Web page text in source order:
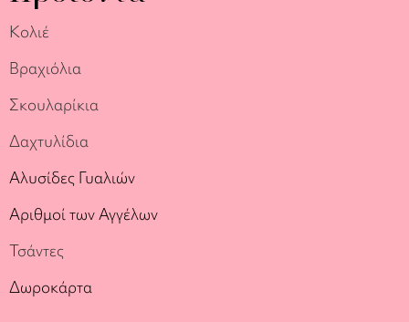
Κολιέ
Βραχιόλια
Σκουλαρίκια
Δαχτυλίδια
Αλυσίδες Γυαλιών
Αριθμοί των Αγγέλων
Τσάντες
Δωροκάρτα